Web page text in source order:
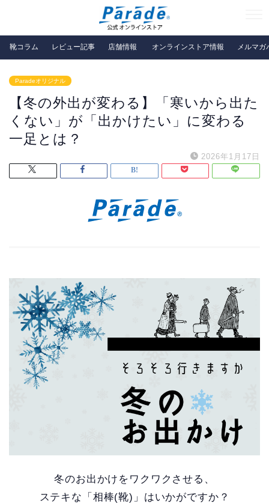
靴コラム レビュー記事 店舗情報 オンラインストア情報 メルマガ
Paradeオリジナル
【冬の外出が変わる】「寒いから出た
くない」が「出かけたい」に変わる
一足とは？
2026年1月17日
冬のお出かけをワクワクさせる、
ステキな「相棒(靴)」はいかがですか？